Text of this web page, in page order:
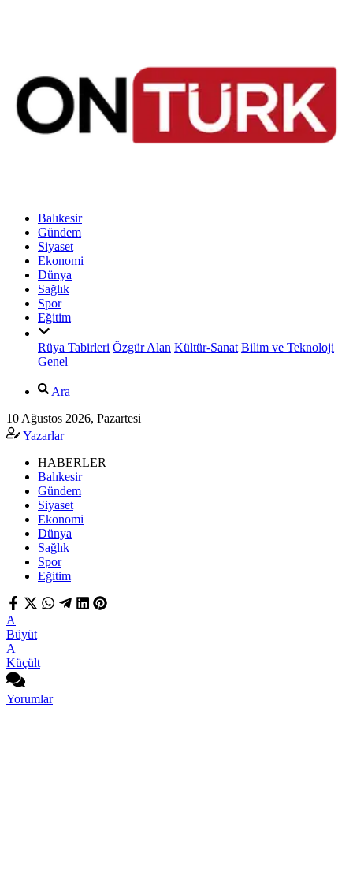
Balıkesir
Gündem
Siyaset
Ekonomi
Dünya
Sağlık
Spor
Eğitim
Rüya Tabirleri Özgür Alan Kültür-Sanat Bilim ve Teknoloji
Genel
Ara
10 Ağustos 2026, Pazartesi
Yazarlar
HABERLER
Balıkesir
Gündem
Siyaset
Ekonomi
Dünya
Sağlık
Spor
Eğitim
A
Büyüt
A
Küçült
Yorumlar